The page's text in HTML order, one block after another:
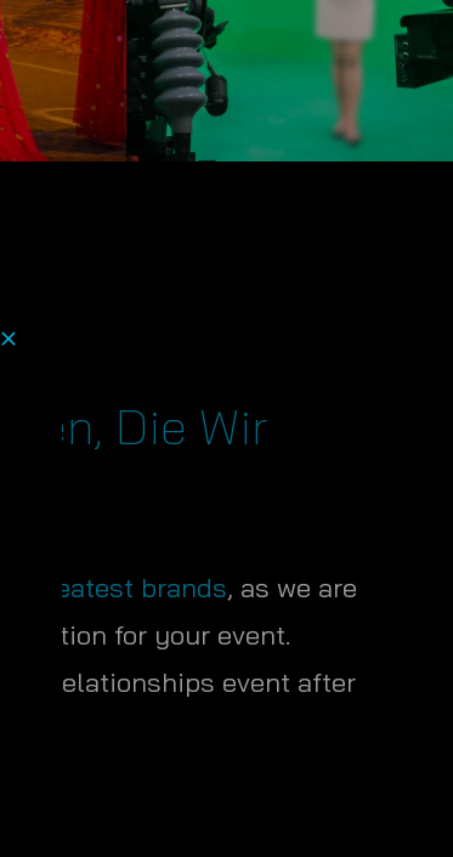
Die Wir
greatest brands, as we are
for your event.
relationships event after